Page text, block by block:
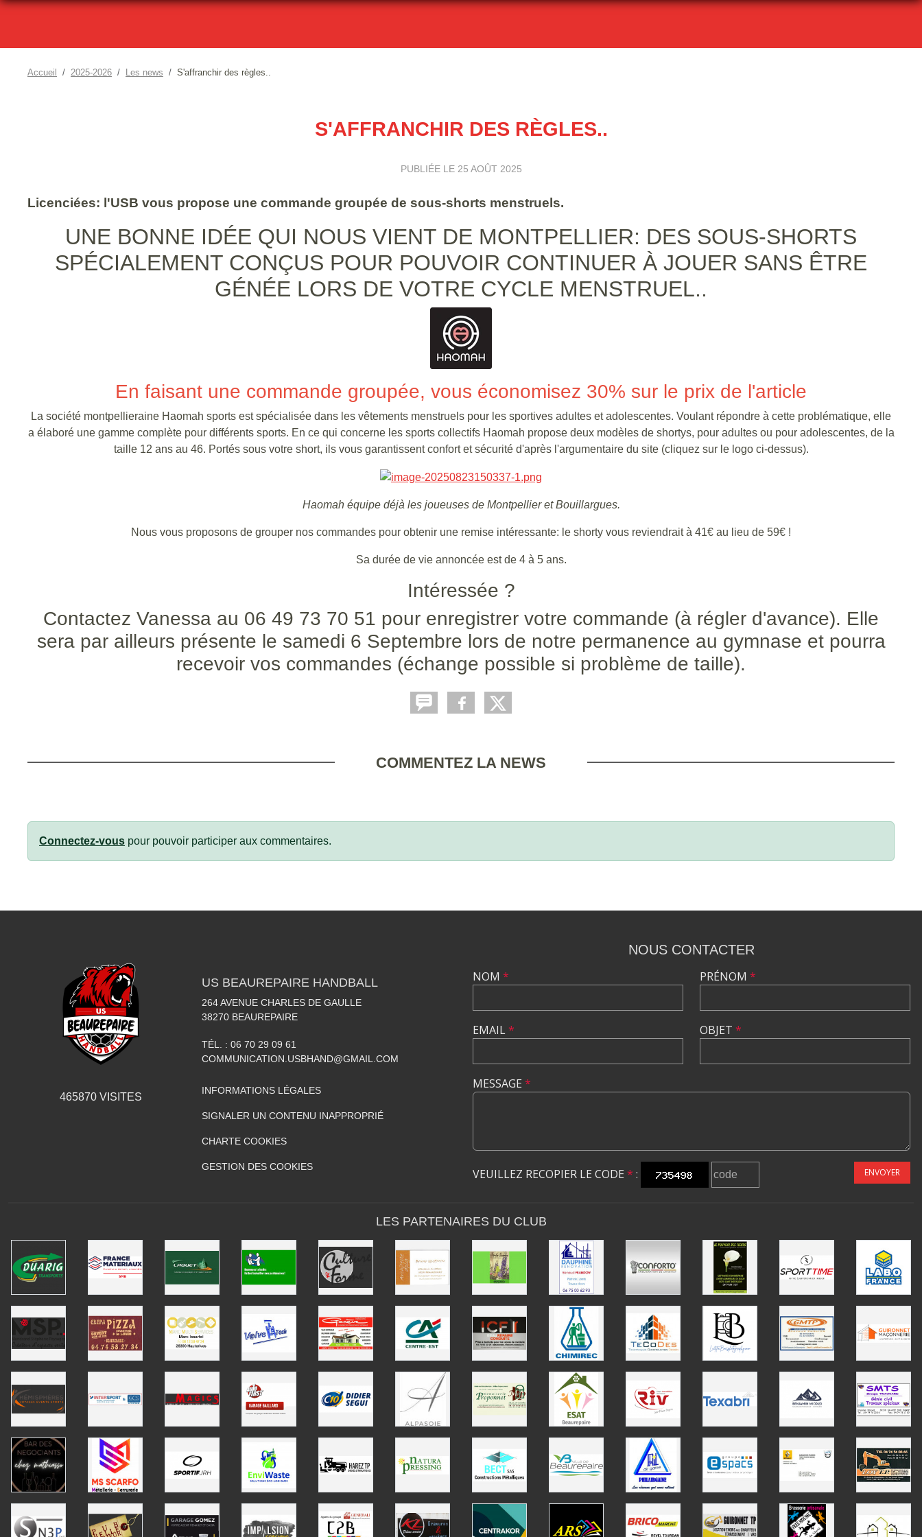
Accueil 2025-2026 Les news S'affranchir des règles..
S'AFFRANCHIR DES RÈGLES..
PUBLIÉE LE 25 AOÛT 2025
Licenciées: l'USB vous propose une commande groupée de sous-shorts menstruels.
UNE BONNE IDÉE QUI NOUS VIENT DE MONTPELLIER: DES SOUS-SHORTS
SPÉCIALEMENT CONÇUS POUR POUVOIR CONTINUER À JOUER SANS ÊTRE
GÉNÉE LORS DE VOTRE CYCLE MENSTRUEL..
En faisant une commande groupée, vous économisez 30% sur le prix de l'article
La société montpellieraine Haomah sports est spécialisée dans les vêtements menstruels pour les sportives adultes et adolescentes. Voulant répondre à cette problématique, elle
a élaboré une gamme complète pour différents sports. En ce qui concerne les sports collectifs Haomah propose deux modèles de shortys, pour adultes ou pour adolescentes, de la
taille 12 ans au 46. Portés sous votre short, ils vous garantissent confort et sécurité d'après l'argumentaire du site (cliquez sur le logo ci-dessus).
Haomah équipe déjà les joueuses de Montpellier et Bouillargues.
Nous vous proposons de grouper nos commandes pour obtenir une remise intéressante: le shorty vous reviendrait à 41€ au lieu de 59€ !
Sa durée de vie annoncée est de 4 à 5 ans.
Intéressée ?
Contactez Vanessa au 06 49 73 70 51 pour enregistrer votre commande (à régler d'avance). Elle
sera par ailleurs présente le samedi 6 Septembre lors de notre permanence au gymnase et pourra
recevoir vos commandes (échange possible si problème de taille).
COMMENTEZ LA NEWS
Connectez-vous pour pouvoir participer aux commentaires.
465870 VISITES
US BEAUREPAIRE HANDBALL
264 AVENUE CHARLES DE GAULLE
38270 BEAUREPAIRE
TÉL. : 06 70 29 09 61
COMMUNICATION.USBHAND@GMAIL.COM
INFORMATIONS LÉGALES
SIGNALER UN CONTENU INAPPROPRIÉ
CHARTE COOKIES
GESTION DES COOKIES
NOUS CONTACTER
NOM *
EMAIL*
PRÉNOM *
OBJET *
MESSAGE *
VEUILLEZ RECOPIER LE CODE * : ENVOYER
LES PARTENAIRES DU CLUB